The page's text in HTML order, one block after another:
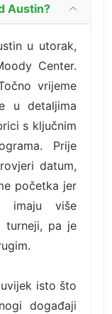
Austin?
u utorak,
Center.
vrijeme
u detaljima
s ključnim
Prije
datum,
početka jer
imaju više
turneji, pa je
isto što
događaji